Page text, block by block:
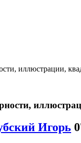
иллюстрации,
Игорь